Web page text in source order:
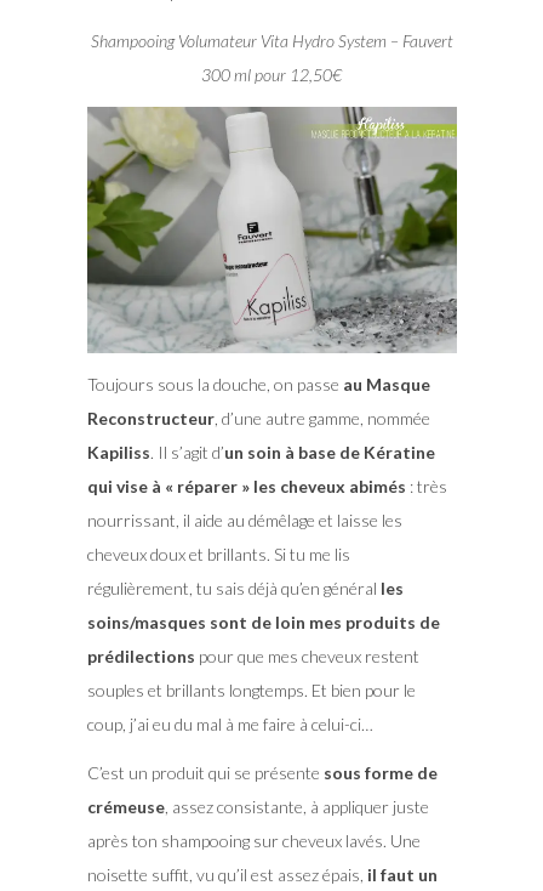
Shampooing Volumateur Vita Hydro System – Fauvert
300 ml pour 12,50€
Toujours sous la douche, on passe au Masque
Reconstructeur, d’une autre gamme, nommée
Kapiliss. Il s’agit d’un soin à base de Kératine
qui vise à « réparer » les cheveux abimés : très
nourrissant, il aide au démêlage et laisse les
cheveux doux et brillants. Si tu me lis
régulièrement, tu sais déjà qu’en général les
soins/masques sont de loin mes produits de
prédilections pour que mes cheveux restent
souples et brillants longtemps. Et bien pour le
coup, j’ai eu du mal à me faire à celui-ci…
C’est un produit qui se présente sous forme de
crémeuse, assez consistante, à appliquer juste
après ton shampooing sur cheveux lavés. Une
noisette suffit, vu qu’il est assez épais, il faut un